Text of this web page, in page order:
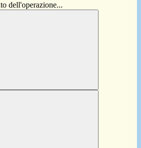
dell'operazione...